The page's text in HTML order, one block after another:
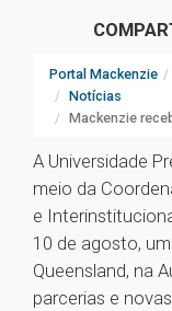
Portal Mackenzie
Notícias
Mackenzie
A Universidade
meio da
e
10 de agosto,
Queensland, na
parcerias e